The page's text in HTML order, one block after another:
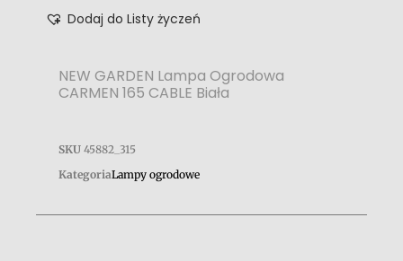
Dodaj do Listy życzeń
NEW GARDEN Lampa Ogrodowa
CARMEN 165 CABLE Biała
SKU 45882_315
KategoriaLampy ogrodowe